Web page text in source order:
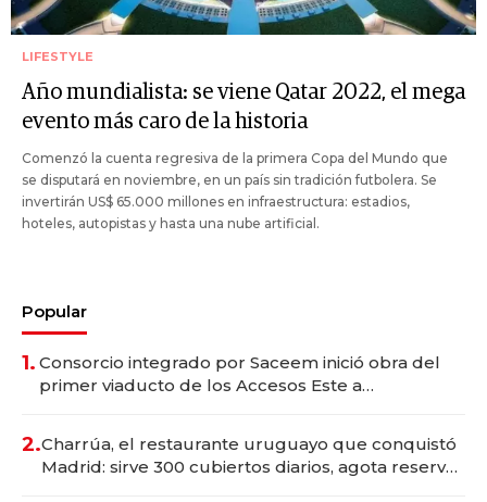
LIFESTYLE
Año mundialista: se viene Qatar 2022, el mega
evento más caro de la historia
Comenzó la cuenta regresiva de la primera Copa del Mundo que
se disputará en noviembre, en un país sin tradición futbolera. Se
invertirán US$ 65.000 millones en infraestructura: estadios,
hoteles, autopistas y hasta una nube artificial.
Popular
1. Consorcio integrado por Saceem inició obra del
primer viaducto de los Accesos Este a
2.Charrúa, el restaurante uruguayo que conquistó
Madrid: sirve 300 cubiertos diarios, agota reservas